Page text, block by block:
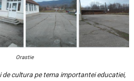
Orastie
de cultura pe tema importantei educatiei,